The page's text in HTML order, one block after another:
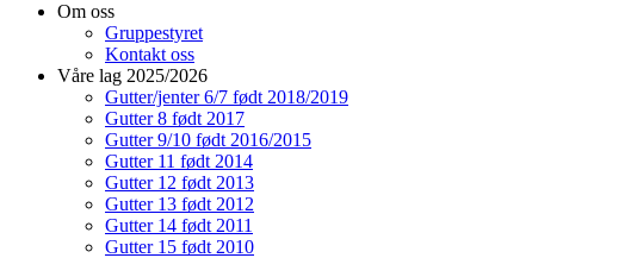
Om oss
Gruppestyret
Kontakt oss
Våre lag 2025/2026
Gutter/jenter 6/7 født 2018/2019
Gutter 8 født 2017
Gutter 9/10 født 2016/2015
Gutter 11 født 2014
Gutter 12 født 2013
Gutter 13 født 2012
Gutter 14 født 2011
Gutter 15 født 2010